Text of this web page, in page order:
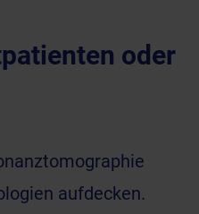
oder
aufdecken.